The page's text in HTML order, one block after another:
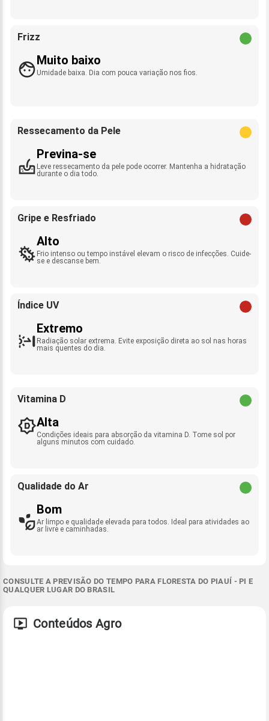
Frizz
Muito baixo
Umidade baixa. Dia com pouca variação nos fios.
Ressecamento da Pele
Previna-se
Leve ressecamento da pele pode ocorrer. Mantenha a hidratação
durante o dia todo.
Gripe e Resfriado
Alto
Frio intenso ou tempo instável elevam o risco de infecções. Cuide-
se e descanse bem.
Índice UV
Extremo
Radiação solar extrema. Evite exposição direta ao sol nas horas
mais quentes do dia.
Vitamina D
Alta
Condições ideais para absorção da vitamina D. Tome sol por
alguns minutos com cuidado.
Qualidade do Ar
Bom
Ar limpo e qualidade elevada para todos. Ideal para atividades ao
ar livre e caminhadas.
CONSULTE A PREVISÃO DO TEMPO PARA FLORESTA DO PIAUÍ - PI E
QUALQUER LUGAR DO BRASIL
Conteúdos Agro